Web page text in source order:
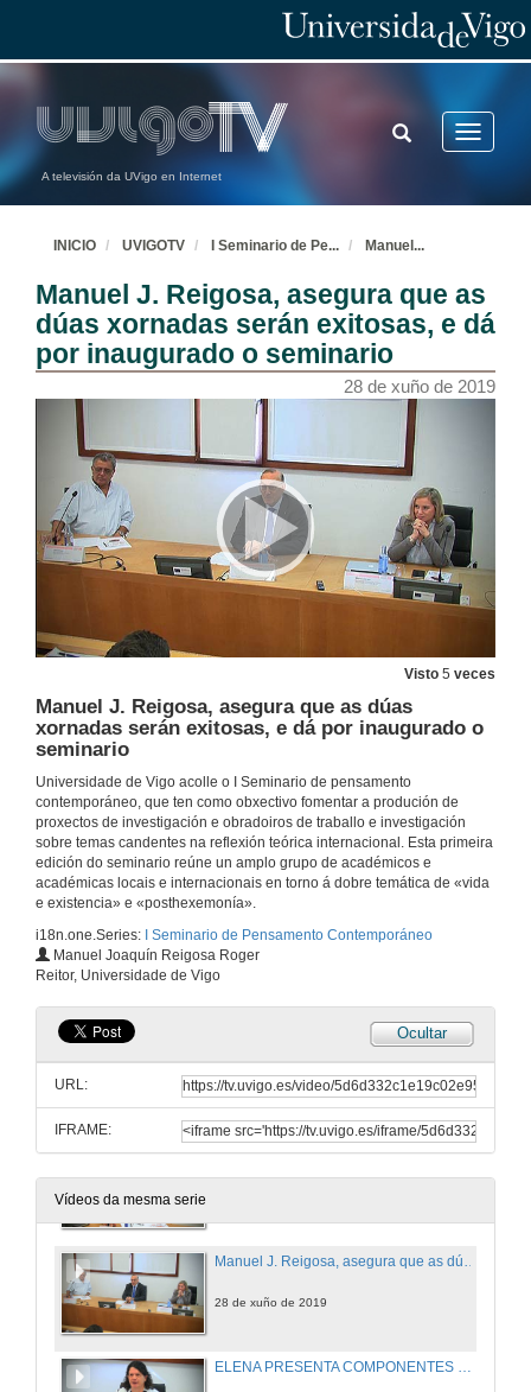
A televisión da UVigo en Internet
Toggle
TOGGLE
SEARCH
INICIO UVIGOTV I Seminario de Pe... Manuel ...
Manuel J. Reigosa, asegura que as
dúas xornadas serán exitosas, e dá
por inaugurado o seminario
28 de xuño de 2019
Visto 5 veces
Manuel J. Reigosa, asegura que as dúas
xornadas serán exitosas, e dá por inaugurado o
seminario
Universidade de Vigo acolle o I Seminario de pensamento
contemporáneo, que ten como obxectivo fomentar a produción de
proxectos de investigación e obradoiros de traballo e investigación
sobre temas candentes na reflexión teórica internacional. Esta primeira
edición do seminario reúne un amplo grupo de académicos e
académicas locais e internacionais en torno á dobre temática de «vida
e existencia» e «posthexemonía».
i18n.one.Series:
I Seminario de Pensamento Contemporáneo
Manuel Joaquín Reigosa Roger
Reitor, Universidade de Vigo
Ocultar
URL:
IFRAME:
Vídeos da mesma serie
01 reigosa.mp4
28 de xuño de 2019
Mónica Valderrama, manifesta, nome da Universidade, o privilexio de poder colaborar no seminario
28 de xuño de 2019
Alberto Moreiras comenta a súa intención do que o seminario poida ser "permanente" e poida ter unha continuidade
28 de xuño de 2019
ELENA PRESENTA COMPONENTES MESA.mp4